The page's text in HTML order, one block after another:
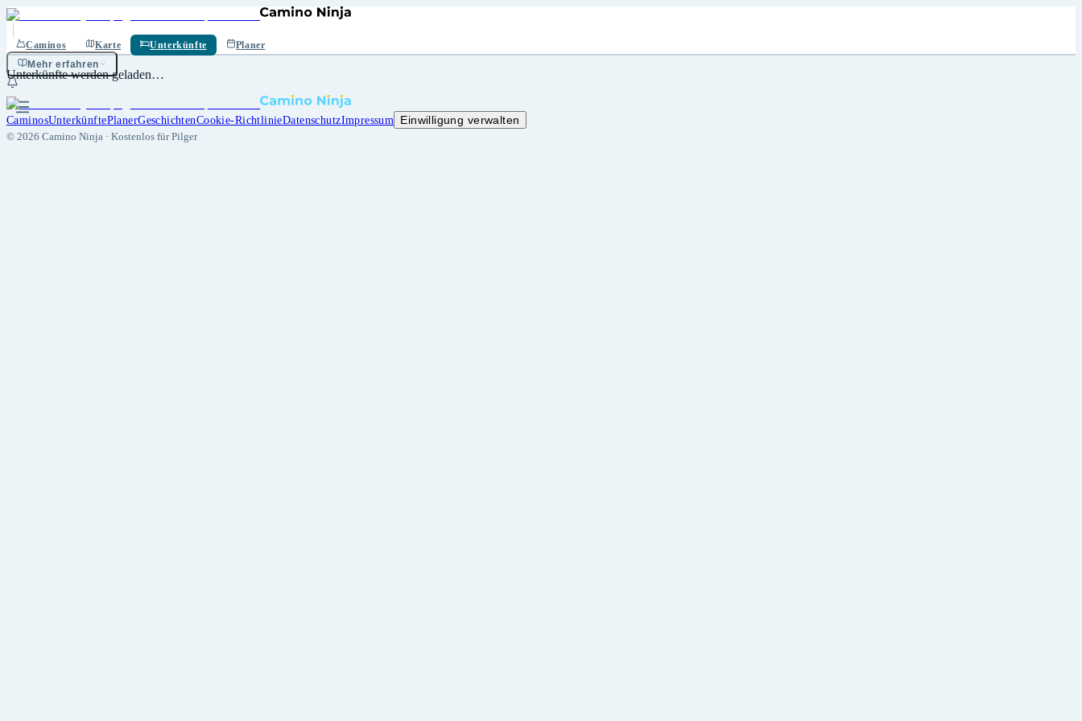
Caminos Karte Unterkünfte
Planer
Mehr erfahren
Unterkünfte werden geladen…
CaminosUnterkünftePlanerGeschichtenCookie-RichtlinieDatenschutzImpressum Einwilligung verwalten
© 2026 Camino Ninja · Kostenlos für Pilger